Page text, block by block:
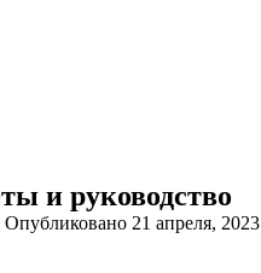
и руководство
Опубликовано 21 апреля, 2023